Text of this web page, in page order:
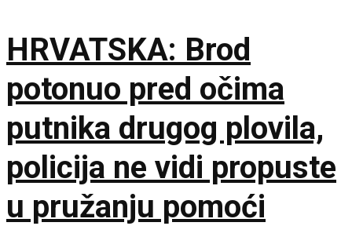
HRVATSKA: Brod
potonuo pred očima
putnika drugog plovila,
policija ne vidi propuste
u pružanju pomoći